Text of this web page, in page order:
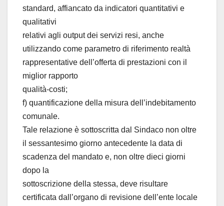
standard, affiancato da indicatori quantitativi e
qualitativi
relativi agli output dei servizi resi, anche
utilizzando come parametro di riferimento realtà
rappresentative dell’offerta di prestazioni con il
miglior rapporto
qualità-costi;
f) quantificazione della misura dell’indebitamento
comunale.
Tale relazione è sottoscritta dal Sindaco non oltre
il sessantesimo giorno antecedente la data di
scadenza del mandato e, non oltre dieci giorni
dopo la
sottoscrizione della stessa, deve risultare
certificata dall’organo di revisione dell’ente locale